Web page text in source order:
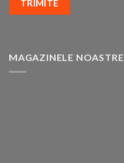
MAGAZINELE NOASTRE